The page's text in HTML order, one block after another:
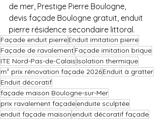
de mer, Prestige Pierre Boulogne,
devis façade Boulogne gratuit, enduit
pierre résidence secondaire littoral.
Façade enduit pierreEnduit imitation pierre
Façade de ravalementFaçade imitation brique
ITE Nord-Pas-de-Calais Isolation thermique
m² prix rénovation façade 2026Enduit à gratter
Enduit décoratif
façade maison Boulogne-sur-Mer
prix ravalement façadeenduite sculptée
enduit façade maison enduit décoratif façade